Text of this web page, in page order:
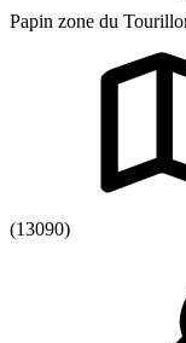
Papin zone du
(13090)